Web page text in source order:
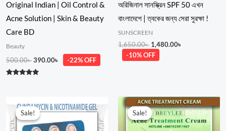
Original Indian | Oil Control &
Acne Solution | Skin & Beauty
Care BD
Beauty
500.00৳390.00৳ -22% OFF
অরিজিনাল সানস্ক্রিন SPF 50 এখন
বাংলাদেশে | ত্বকের জন্য সেরা সুরক্ষা !
SUNSCREEN
1,650.00৳ 1,480.00৳
-10% OFF
Sale!
Sale!
price
was:
350.00৳ .
price
300.00৳ .
Sale!
Sale!
Original
price
was:
650.00৳ .
Current
price
is:
550.00৳ .